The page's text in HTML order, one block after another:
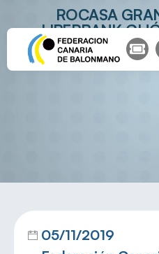
ROCASA
LIBERBANK
SENSACIONES EN
05/11/2019